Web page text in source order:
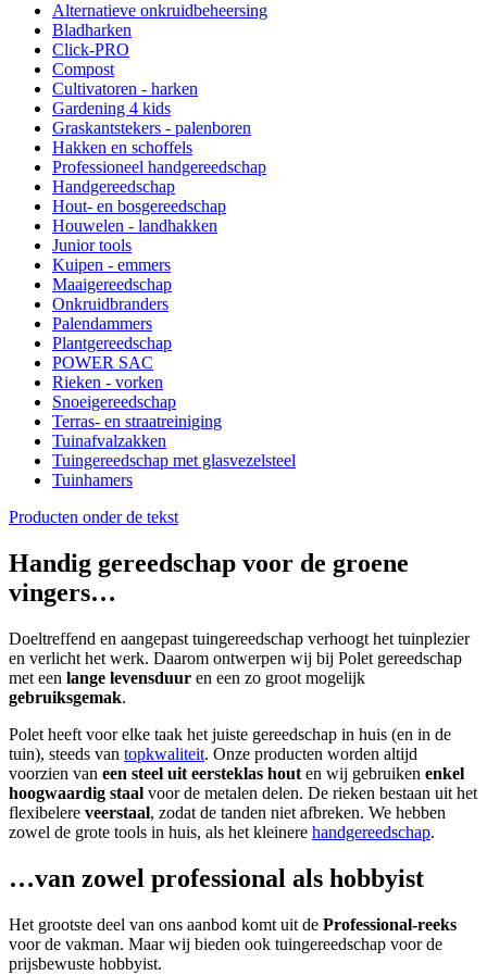
Alternatieve onkruidbeheersing
Bladharken
Click-PRO
Compost
Cultivatoren - harken
Gardening 4 kids
Graskantstekers - palenboren
Hakken en schoffels
Professioneel handgereedschap
Handgereedschap
Hout- en bosgereedschap
Houwelen - landhakken
Junior tools
Kuipen - emmers
Maaigereedschap
Onkruidbranders
Palendammers
Plantgereedschap
POWER SAC
Rieken - vorken
Snoeigereedschap
Terras- en straatreiniging
Tuinafvalzakken
Tuingereedschap met glasvezelsteel
Tuinhamers
Producten onder de tekst
Handig gereedschap voor de groene
vingers…
Doeltreffend en aangepast tuingereedschap verhoogt het tuinplezier
en verlicht het werk. Daarom ontwerpen wij bij Polet gereedschap
met een lange levensduur en een zo groot mogelijk
gebruiksgemak.
Polet heeft voor elke taak het juiste gereedschap in huis (en in de
tuin), steeds van topkwaliteit. Onze producten worden altijd
voorzien van een steel uit eersteklas hout en wij gebruiken enkel
hoogwaardig staal voor de metalen delen. De rieken bestaan uit het
flexibelere veerstaal, zodat de tanden niet afbreken. We hebben
zowel de grote tools in huis, als het kleinere handgereedschap.
…van zowel professional als hobbyist
Het grootste deel van ons aanbod komt uit de Professional-reeks
voor de vakman. Maar wij bieden ook tuingereedschap voor de
prijsbewuste hobbyist.